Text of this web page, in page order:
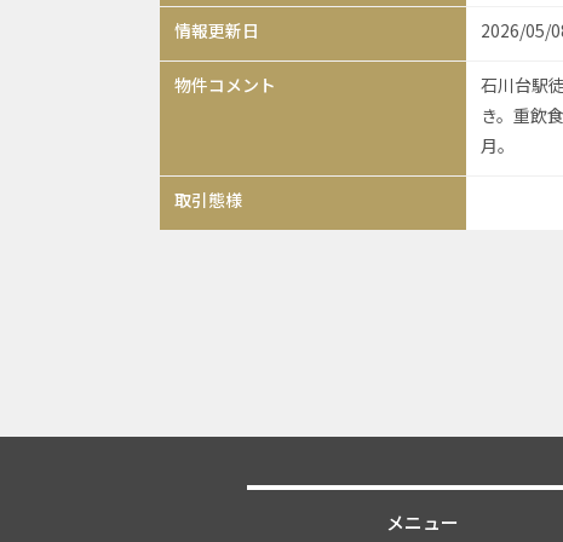
情報更新日 2026/05/
物件コメント
石川台駅
き。重飲
月。
取引態様
メニュー